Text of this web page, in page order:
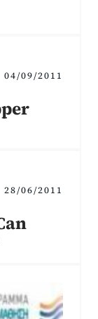
04/09/2011
28/06/2011